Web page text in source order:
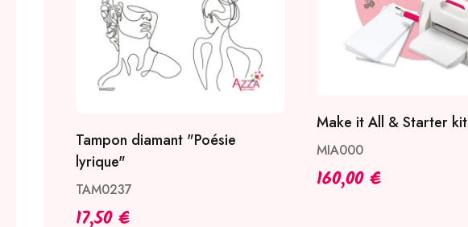
Tampon diamant "Poésie
lyrique"
TAM0237
17,50 €
Make it All & Starter kit
MIA000
160,00 €